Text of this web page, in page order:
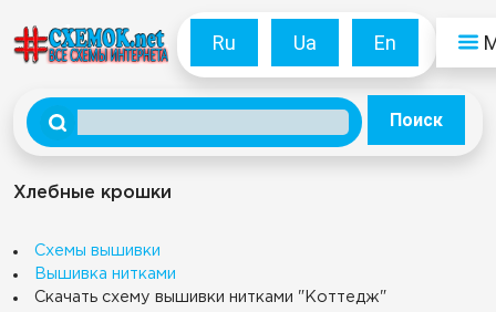
Ru Ua En
Поиск
Хлебные крошки
Схемы вышивки
Вышивка нитками
Скачать схему вышивки нитками "Коттедж"